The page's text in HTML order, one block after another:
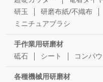
研玉
研磨布紙/不織布
ミニチュアブラシ
手作業用研磨材
砥石
シート コンパ
各種機械用研磨材